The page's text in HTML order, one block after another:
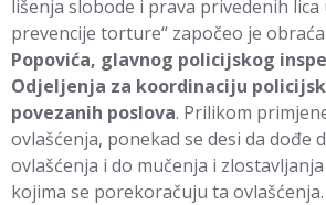
lišenja slobode i prava privedenih
prevencije torture“ započeo je
Popovića, glavnog policijskog
Odjeljenja za koordinaciju
povezanih poslova. Prilikom
ovlašćenja, ponekad se desi da dođe
ovlašćenja i do mučenja i
kojima se porekoračuju ta